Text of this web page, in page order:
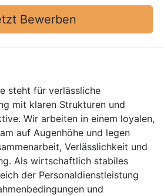
Bewerben
steht für verlässliche
mit klaren Strukturen und
Wir arbeiten in einem loyalen,
auf Augenhöhe und legen
Verlässlichkeit und
Als wirtschaftlich stabiles
der Personaldienstleistung
und